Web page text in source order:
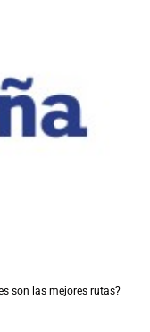
son las mejores rutas?